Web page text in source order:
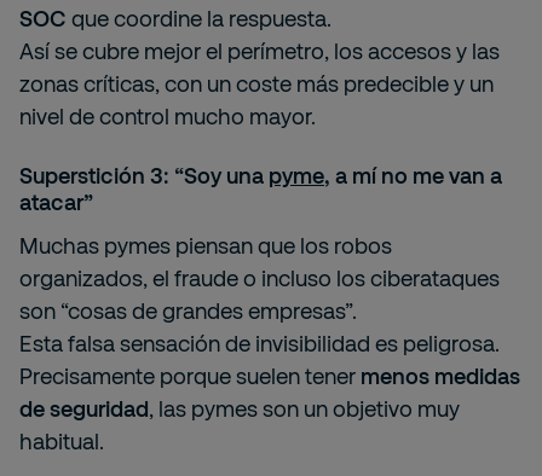
SOC que coordine la respuesta.
Así se cubre mejor el perímetro, los accesos y las
zonas críticas, con un coste más predecible y un
nivel de control mucho mayor.
Superstición 3: “Soy una pyme, a mí no me van a
atacar”
Muchas pymes piensan que los robos
organizados, el fraude o incluso los ciberataques
son “cosas de grandes empresas”.
Esta falsa sensación de invisibilidad es peligrosa.
Precisamente porque suelen tener menos medidas
de seguridad, las pymes son un objetivo muy
habitual.